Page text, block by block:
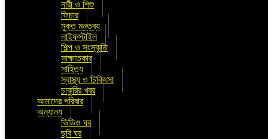
নারী ও শিশু
ফিচার
মুক্ত মন্তব্য
লাইফস্টাইল
শিল্প ও সংস্কৃতি
সাক্ষাতকার
সাহিত্য
স্বাস্থ্য ও চিকিৎসা
চাকুরির খবর
আমাদের পরিবার
অন্যান্য
ভিডিও ঘর
ছবি ঘর